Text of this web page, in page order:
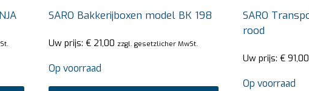
SARO Bakkerijboxen model BK 198
Uw prijs: €21,00 zzgl. gesetzlicher MwSt.
Op voorraad
SARO
rood
Uw prijs: € 91,00
Op voorraad